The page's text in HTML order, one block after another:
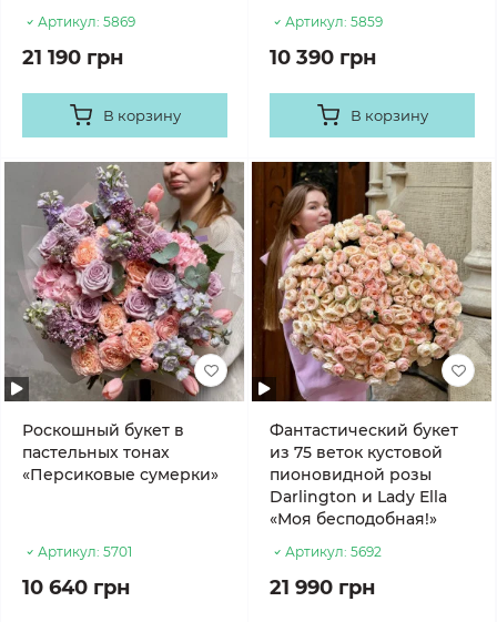
Артикул: 5869
21 190 грн
В корзину
Артикул: 5859
10 390 грн
В корзину
Роскошный букет в
пастельных тонах
«Персиковые сумерки»
Артикул: 5701
10 640 грн
Фантастический букет
из 75 веток кустовой
пионовидной розы
Darlington и Lady Ella
«Моя бесподобная!»
Артикул: 5692
21 990 грн